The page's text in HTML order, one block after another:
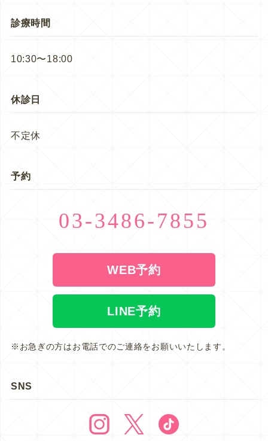
診療時間
10:30〜18:00
休診日
不定休
予約
03-3486-7855
WEB予約
LINE予約
※お急ぎの方はお電話でのご連絡をお願いいたします。
SNS